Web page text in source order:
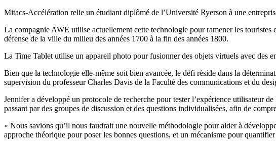
Mitacs-Accélération relie un étudiant diplômé de l’Université Ryerson à une
La compagnie AWE utilise actuellement cette technologie pour ramener les
défense de la ville du milieu des années 1700 à la fin des années 1800.
La Time Tablet utilise un appareil photo pour fusionner des objets virtuels avec des
Bien que la technologie elle-même soit bien avancée, le défi réside dans la
supervision du professeur Charles Davis de la Faculté des communications et du
Jennifer a développé un protocole de recherche pour tester l’expérience utilisateur
passant par des groupes de discussion et des questions individualisées, afin de
« Nous savions qu’il nous faudrait une nouvelle méthodologie pour aider à
approche théorique pour poser les bonnes questions, et un mécanisme pour quantifier